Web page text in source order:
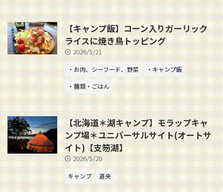
【キャンプ飯】コーン入りガーリック
ライスに焼き鳥トッピング
2026/5/21
・お肉、シーフード、野菜
・キャンプ飯
・麺類・ごはん
【北海道＊湖キャンプ】モラップキャ
ンプ場＊ユニバーサルサイト(オートサ
イト)【支笏湖】
2026/5/20
キャンプ 道央